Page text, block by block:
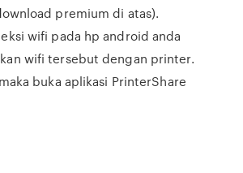
premium di atas).
wifi pada hp android anda
wifi tersebut dengan printer.
buka aplikasi PrinterShare